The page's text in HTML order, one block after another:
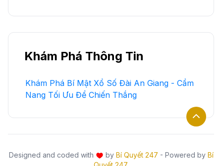
Khám Phá Thông Tin
Khám Phá Bí Mật Xổ Số Đài An Giang - Cẩm
Nang Tối Ưu Để Chiến Thắng
Designed and coded with by Bí Quyết 247 - Powered by Bí